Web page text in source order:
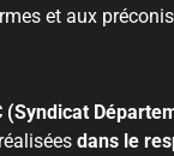
et aux
dans le